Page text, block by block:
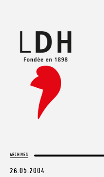
ARCHIVES
26.05.2004